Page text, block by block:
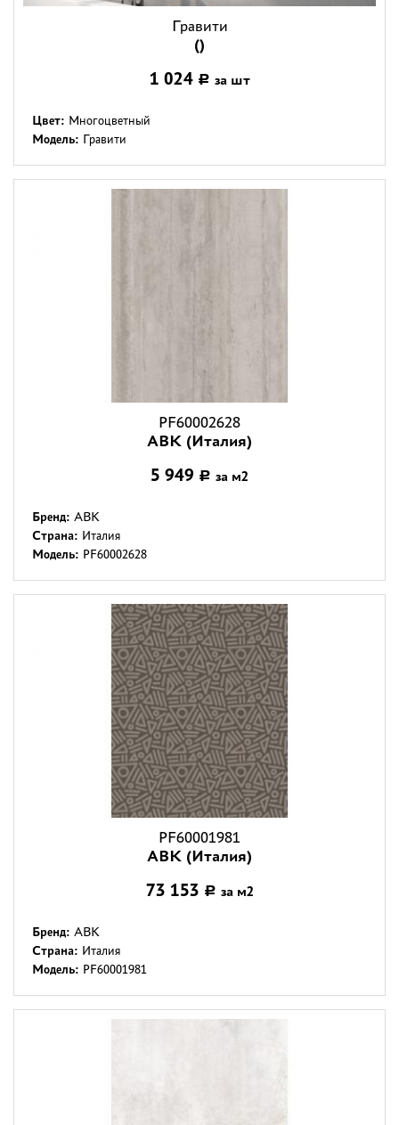
Гравити
()
1 024 Р за шт
Цвет: Многоцветный
Модель: Гравити
PF60002628
ABK (Италия)
5 949 Р за м2
Бренд: ABK
Страна: Италия
Модель: PF60002628
PF60001981
ABK (Италия)
73 153 Р за м2
Бренд: ABK
Страна: Италия
Модель: PF60001981